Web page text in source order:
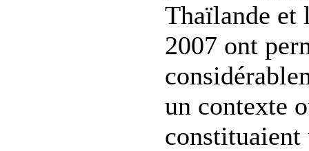
Thaïlande et
2007 ont
un contexte
constituaient